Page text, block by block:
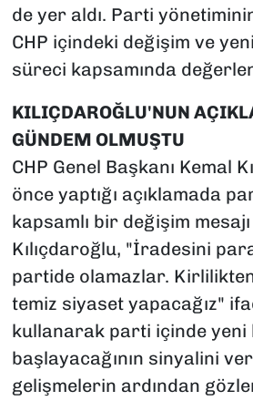
de yer aldı. Parti
CHP içindeki değişim ve
süreci kapsamında
KILIÇDAROĞLU'NUN
GÜNDEM OLMUŞTU
CHP Genel Başkanı Kemal
önce yaptığı açıklamada
kapsamlı bir değişim
Kılıçdaroğlu, "İradesini
partide olamazlar. Kirlilikten
temiz siyaset yapacağız"
kullanarak parti içinde yeni
başlayacağının sinyalini
gelişmelerin ardından